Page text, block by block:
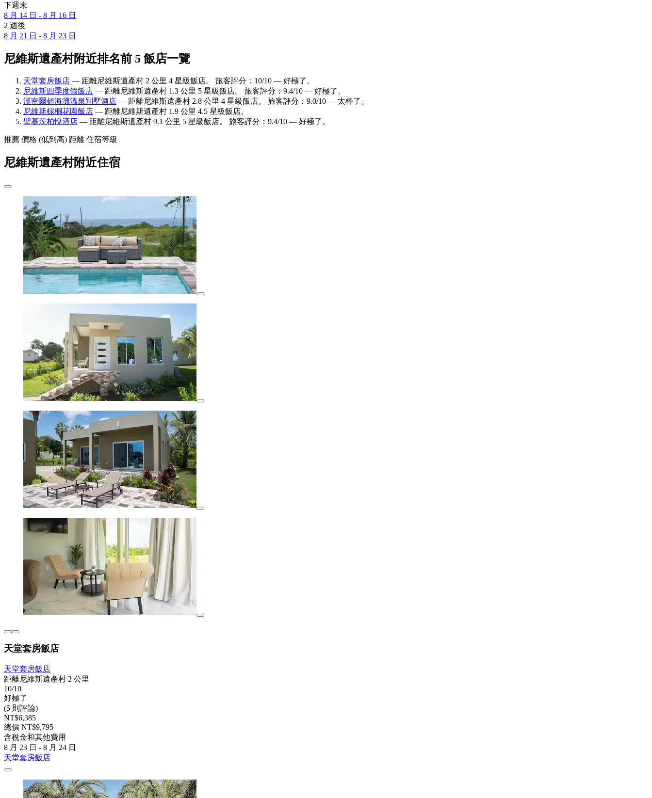
下週末
8 月 14 日 - 8 月 16 日
2 週後
8 月 21 日 - 8 月 23 日
尼維斯遺產村附近排名前 5 飯店一覽
天堂套房飯店 — 距離尼維斯遺產村 2 公里 4 星級飯店。 旅客評分：10/10 — 好極了。
尼維斯四季度假飯店 — 距離尼維斯遺產村 1.3 公里 5 星級飯店。 旅客評分：9.4/10 — 好極了。
漢密爾頓海灘溫泉別墅酒店 — 距離尼維斯遺產村 2.8 公里 4 星級飯店。 旅客評分：9.0/10 — 太棒了。
尼維斯棕櫚花園飯店 — 距離尼維斯遺產村 1.9 公里 4.5 星級飯店。
聖基茨柏悅酒店 — 距離尼維斯遺產村 9.1 公里 5 星級飯店。 旅客評分：9.4/10 — 好極了。
推薦 價格 (低到高) 距離 住宿等級
尼維斯遺產村附近住宿
天堂套房飯店
天堂套房飯店
距離尼維斯遺產村 2 公里
10/10
好極了
(5 則評論)
NT$6,385
總價 NT$9,795
含稅金和其他費用
8 月 23 日 - 8 月 24 日
天堂套房飯店